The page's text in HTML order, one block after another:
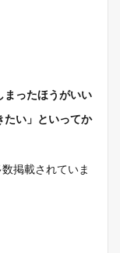
まったほうがいい
たい」といってか
掲載されていま